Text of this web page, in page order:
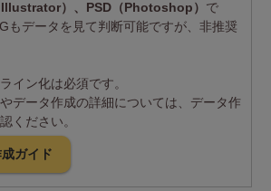
）、PSD（Photoshop） で
もデータを見て判断可能ですが、非推奨
イン化は必須です。
データ作成の詳細については、データ作
ください。
ガイド